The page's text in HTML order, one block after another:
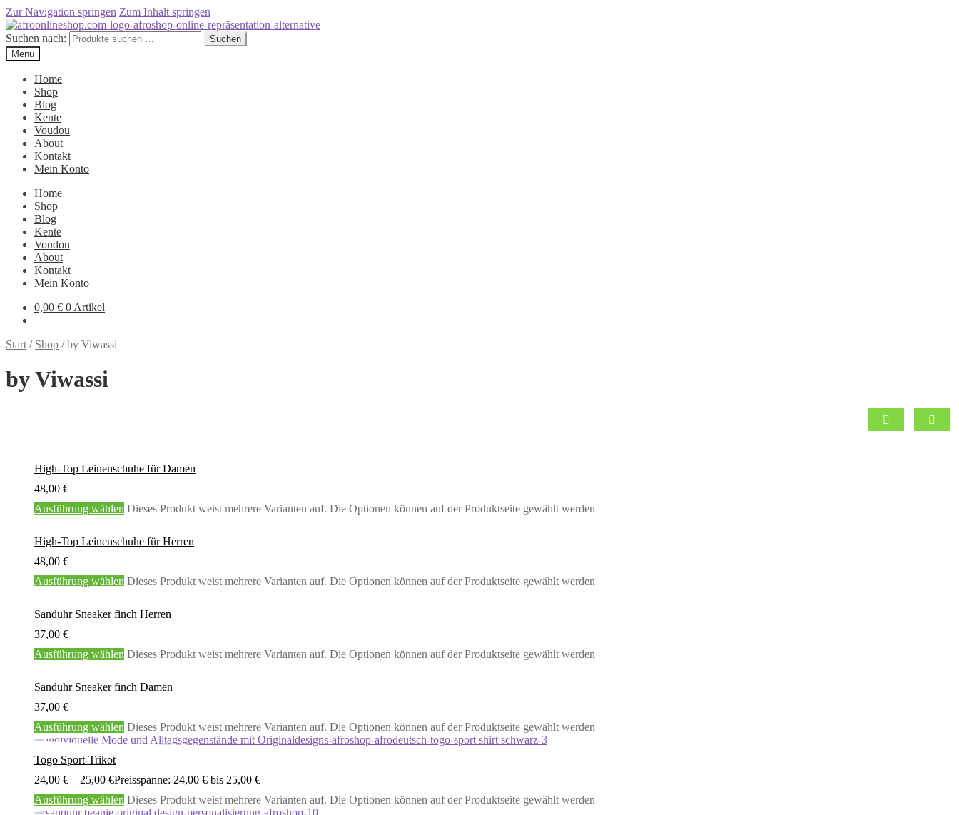
Zur Navigation springen Zum Inhalt springen
Suchen nach:
Suchen
Menü
Home
Shop
Blog
Kente
Voudou
About
Kontakt
Mein Konto
Home
Shop
Blog
Kente
Voudou
About
Kontakt
Mein Konto
0,00 € 0 Artikel
Start / Shop /by Viwassi
by Viwassi
High-Top Leinenschuhe für Damen
48,00 €
Ausführung wählen Dieses Produkt weist mehrere Varianten auf. Die Optionen können auf der Produktseite gewählt werden
High-Top Leinenschuhe für Herren
48,00 €
Ausführung wählen Dieses Produkt weist mehrere Varianten auf. Die Optionen können auf der Produktseite gewählt werden
Sanduhr Sneaker finch Herren
37,00 €
Ausführung wählen Dieses Produkt weist mehrere Varianten auf. Die Optionen können auf der Produktseite gewählt werden
Sanduhr Sneaker finch Damen
37,00 €
Ausführung wählen Dieses Produkt weist mehrere Varianten auf. Die Optionen können auf der Produktseite gewählt werden
Togo Sport-Trikot
24,00 € – 25,00 €Preisspanne: 24,00 € bis 25,00 €
Ausführung wählen Dieses Produkt weist mehrere Varianten auf. Die Optionen können auf der Produktseite gewählt werden